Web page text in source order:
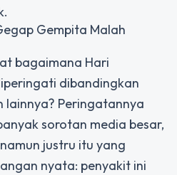
Gempita Malah
bagaimana Hari
dibandingkan
lainnya? Peringatannya
sorotan media besar,
justru itu yang
nyata: penyakit ini